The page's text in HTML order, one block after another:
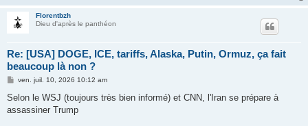
Florentbzh
Dieu d'après le panthéon
Re: [USA] DOGE, ICE, tariffs, Alaska, Putin, Ormuz, ça fait
beaucoup là non ?
M
s
a
ven. juil. 10, 2026 10:12 am
Selon le WSJ (toujours très bien informé) et CNN, l'Iran se prépare à
assassiner Trump